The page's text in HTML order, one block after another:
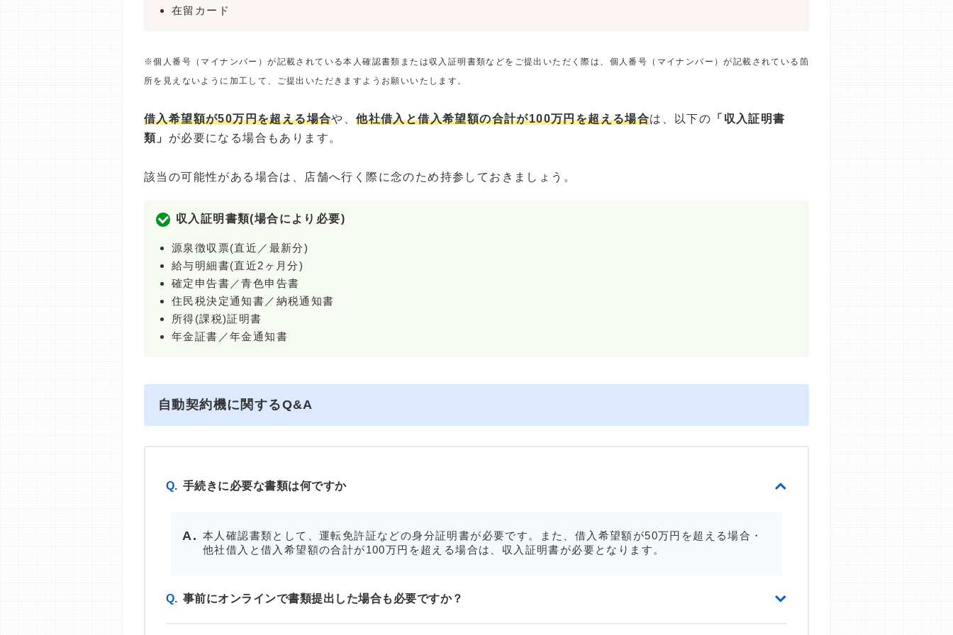
在留カード
※個人番号（マイナンバー）が記載されている本人確認書類または収入証明書類などをご提出いただく際は、個人番号（マイナンバー）が記載されている箇
所を見えないように加工して、ご提出いただきますようお願いいたします。
借入希望額が50万円を超える場合や、他社借入と借入希望額の合計が100万円を超える場合は、以下の 「収入証明書
類」 が必要になる場合もあります。
該当の可能性がある場合は、店舗へ行く際に念のため持参しておきましょう。
収入証明書類(場合により必要)
源泉徴収票(直近／最新分)
給与明細書(直近2ヶ月分)
確定申告書／青色申告書
住民税決定通知書／納税通知書
所得(課税)証明書
年金証書／年金通知書
自動契約機に関するQ&A
Q. 手続きに必要な書類は何ですか
本人確認書類として、運転免許証などの身分証明書が必要です。また、借入希望額が50万円を超える場合・
他社借入と借入希望額の合計が100万円を超える場合は、収入証明書が必要となります。
Q. 事前にオンラインで書類提出した場合も必要ですか？